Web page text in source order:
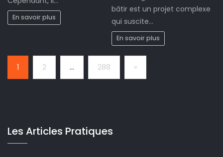
En savoir plus
bâtir est un projet complexe
qui suscite…
En savoir plus
1 2 … 288 Next
»
Les Articles Pratiques